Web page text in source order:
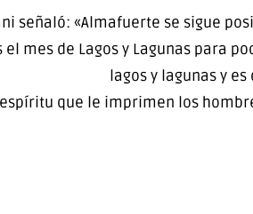
señaló: «Almafuerte se sigue
mes de Lagos y Lagunas para
lagos y lagunas y
que le imprimen los